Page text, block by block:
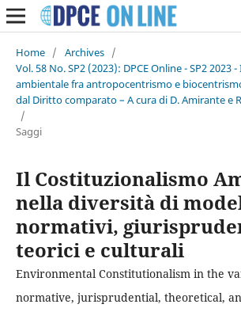
Home / Archives /
Vol. 58 No. SP2 (2023): DPCE Online - SP2
ambientale fra antropocentrismo e
dal Diritto comparato – A cura di D. Amirante e
/
Saggi
Il Costituzionalismo
nella diversità di
normativi,
teorici e culturali
Environmental Constitutionalism in the
normative, jurisprudential, theoretical,